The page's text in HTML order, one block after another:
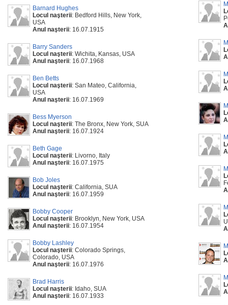
Barnard Hughes
Locul naşterii: Bedford Hills, New York,
USA
Anul naşterii: 16.07.1915
Barry Sanders
Locul naşterii: Wichita, Kansas, USA
Anul naşterii: 16.07.1968
Ben Betts
Locul naşterii: San Mateo, California,
USA
Anul naşterii: 16.07.1969
Bess Myerson
Locul naşterii: The Bronx, New York, SUA
Anul naşterii: 16.07.1924
Beth Gage
Locul naşterii: Livorno, Italy
Anul naşterii: 16.07.1975
Bob Joles
Locul naşterii: California, SUA
Anul naşterii: 16.07.1959
Bobby Cooper
Locul naşterii: Brooklyn, New York, USA
Anul naşterii: 16.07.1954
Bobby Lashley
Locul naşterii: Colorado Springs,
Colorado, USA
Anul naşterii: 16.07.1976
Brad Harris
Locul naşterii: Idaho, SUA
Anul naşterii: 16.07.1933